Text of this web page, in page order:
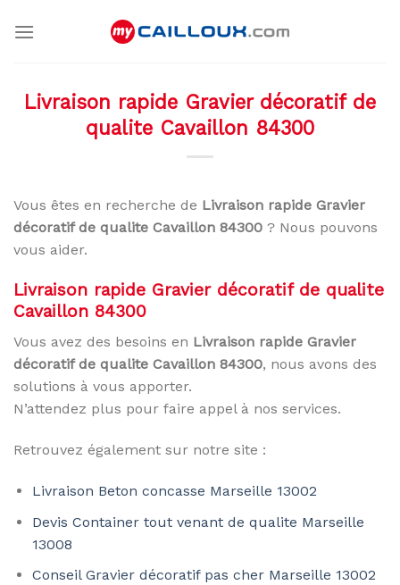
Livraison rapide Gravier décoratif de
qualite Cavaillon 84300
Vous êtes en recherche de Livraison rapide Gravier
décoratif de qualite Cavaillon 84300 ? Nous pouvons
vous aider.
Livraison rapide Gravier décoratif de qualite
Cavaillon 84300
Vous avez des besoins en Livraison rapide Gravier
décoratif de qualite Cavaillon 84300, nous avons des
solutions à vous apporter.
N’attendez plus pour faire appel à nos services.
Retrouvez également sur notre site :
Livraison Beton concasse Marseille 13002
Devis Container tout venant de qualite Marseille
13008
Conseil Gravier décoratif pas cher Marseille 13002